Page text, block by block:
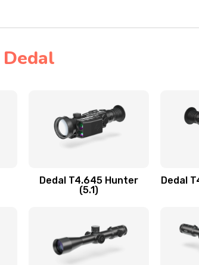
Dedal T4.645 Hunter
(5.1)
Dedal